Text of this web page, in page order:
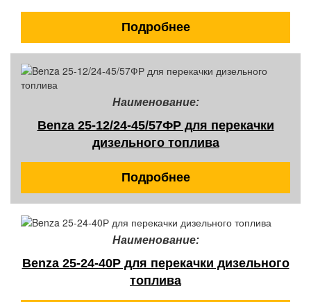
Подробнее
Наименование:
Benza 25-12/24-45/57ФР для перекачки
дизельного топлива
Подробнее
Наименование:
Benza 25-24-40Р для перекачки дизельного
топлива